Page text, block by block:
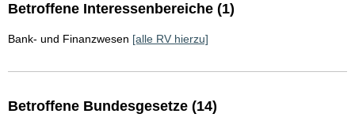
Betroffene Interessenbereiche (1)
Bank- und Finanzwesen [alle RV hierzu]
Betroffene Bundesgesetze (14)